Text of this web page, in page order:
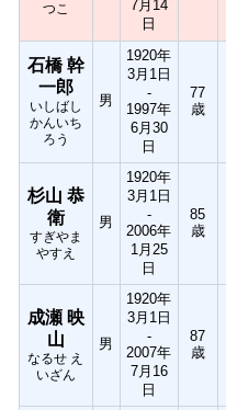
つこ
7月14
日
石橋 幹
一郎
いしばし
かんいち
ろう
男
1920年
3月1日
-
1997年
6月30
日
77
歳
杉山 恭
衛
すぎやま
やすえ
男
1920年
3月1日
-
2006年
1月25
日
85
歳
成瀬 映
山
なるせ え
いざん
男
1920年
3月1日
-
2007年
7月16
日
87
歳